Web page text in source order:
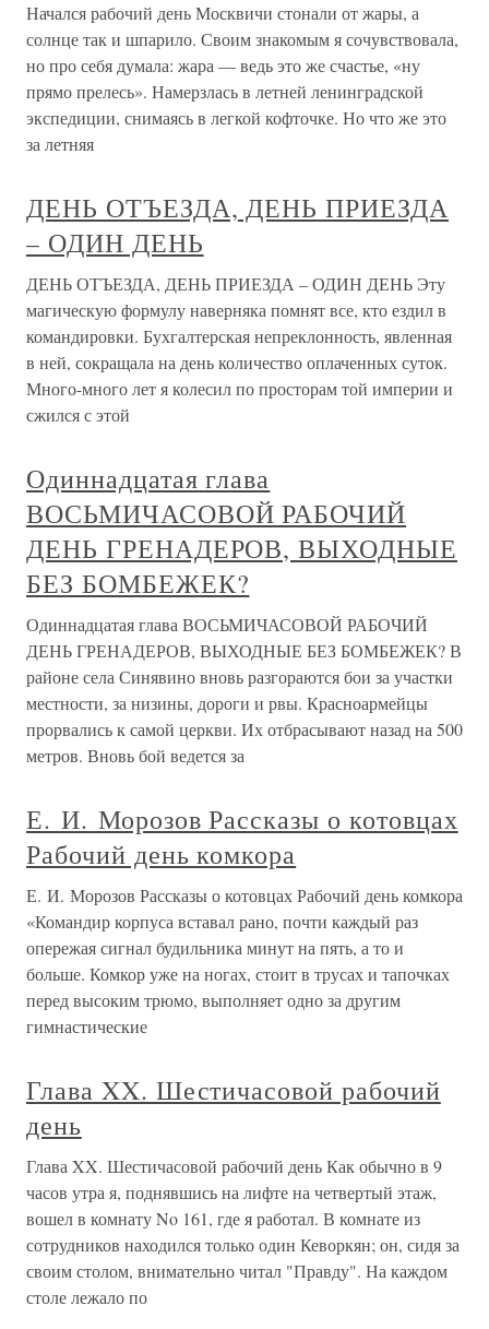
Начался рабочий день Москвичи стонали от жары, а
солнце так и шпарило. Своим знакомым я сочувствовала,
но про себя думала: жара — ведь это же счастье, «ну
прямо прелесь». Намерзлась в летней ленинградской
экспедиции, снимаясь в легкой кофточке. Но что же это
за летняя
ДЕНЬ ОТЪЕЗДА, ДЕНЬ ПРИЕЗДА
– ОДИН ДЕНЬ
ДЕНЬ ОТЪЕЗДА, ДЕНЬ ПРИЕЗДА – ОДИН ДЕНЬ Эту
магическую формулу наверняка помнят все, кто ездил в
командировки. Бухгалтерская непреклонность, явленная
в ней, сокращала на день количество оплаченных суток.
Много-много лет я колесил по просторам той империи и
сжился с этой
Одиннадцатая глава
ВОСЬМИЧАСОВОЙ РАБОЧИЙ
ДЕНЬ ГРЕНАДЕРОВ, ВЫХОДНЫЕ
БЕЗ БОМБЕЖЕК?
Одиннадцатая глава ВОСЬМИЧАСОВОЙ РАБОЧИЙ
ДЕНЬ ГРЕНАДЕРОВ, ВЫХОДНЫЕ БЕЗ БОМБЕЖЕК? В
районе села Синявино вновь разгораются бои за участки
местности, за низины, дороги и рвы. Красноармейцы
прорвались к самой церкви. Их отбрасывают назад на 500
метров. Вновь бой ведется за
Е. И. Морозов Рассказы о котовцах
Рабочий день комкора
Е. И. Морозов Рассказы о котовцах Рабочий день комкора
«Командир корпуса вставал рано, почти каждый раз
опережая сигнал будильника минут на пять, а то и
больше. Комкор уже на ногах, стоит в трусах и тапочках
перед высоким трюмо, выполняет одно за другим
гимнастические
Глава XX. Шестичасовой рабочий
день
Глава XX. Шестичасовой рабочий день Как обычно в 9
часов утра я, поднявшись на лифте на четвертый этаж,
вошел в комнату No 161, где я работал. В комнате из
сотрудников находился только один Кеворкян; он, сидя за
своим столом, внимательно читал "Правду". На каждом
столе лежало по